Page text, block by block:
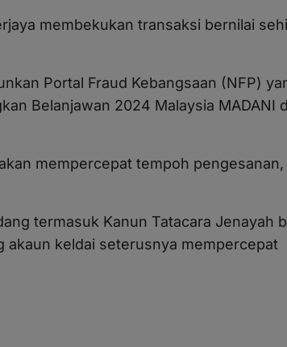
membekukan transaksi bernilai
Portal Fraud Kebangsaan (NFP)
Belanjawan 2024 Malaysia MADANI
mempercepat tempoh pengesanan,
termasuk Kanun Tatacara Jenayah
akaun keldai seterusnya mempercepat